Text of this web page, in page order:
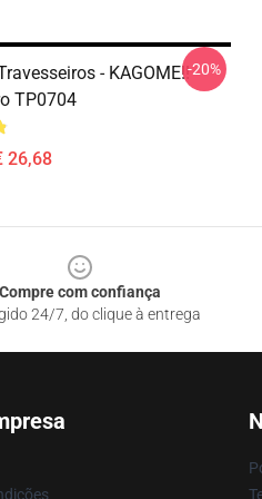
- KAGOME!!
TP0704
26,68
-20%
Compre com confiança
24/7, do clique à entrega